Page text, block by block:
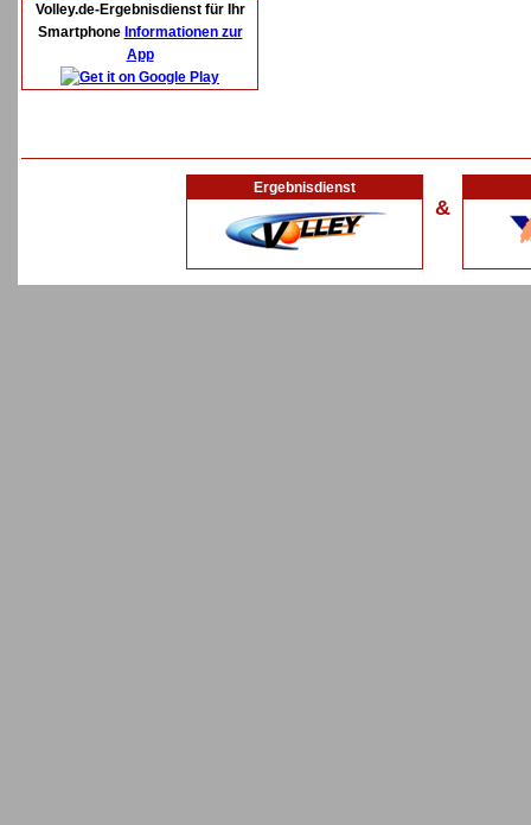
Volley.de-Ergebnisdienst für Ihr
Smartphone Informationen zur
App
Ergebnisdienst
&